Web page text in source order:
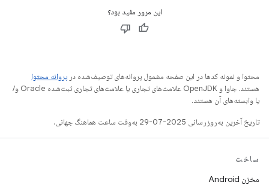
این مرور مفید بود؟
محتوا و نمونه کدها در این صفحه مشمول پروانه‌های توصیف‌شده در پروانه محتوا
هستند. جاوا و OpenJDK علامت‌های تجاری یا علامت‌های تجاری ثبت‌شده Oracle و/
یا وابسته‌های آن هستند.
تاریخ آخرین به‌روزرسانی 2025-07-29 به‌وقت ساعت هماهنگ جهانی.
ساخت
مخزن Android